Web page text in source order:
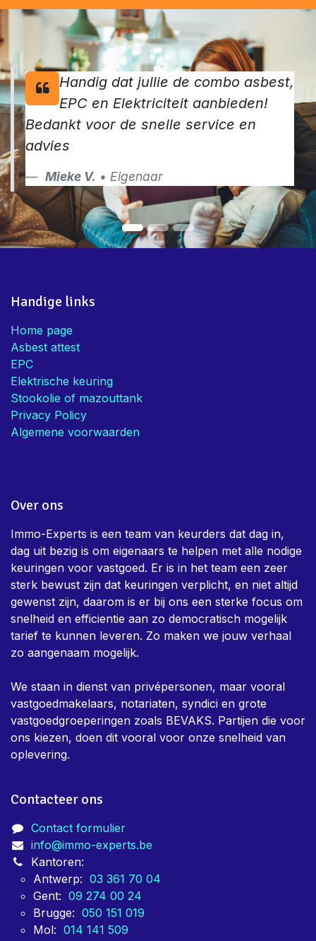
Contacteer ons
Handig dat jullie de combo asbest,
EPC en Elektriciteit aanbieden!
Bedankt voor de snelle service en
Handige links
Home page
Stookolie of mazouttank
Privacy Policy
Algemene voorwaarden
Over ons
Immo-Experts is een team van keurders dat dag in,
dag uit bezig is om eigenaars te helpen met alle nodige
keuringen voor vastgoed. Er is in het team een zeer
sterk bewust zijn dat keuringen verplicht, en niet altijd
gewenst zijn, daarom is er bij ons een sterke focus om
snelheid en efficientie aan zo democratisch mogelijk
tarief te kunnen leveren. Zo maken we jouw verhaal
zo aangenaam mogelijk.
We staan in dienst van privépersonen, maar vooral
vastgoedgroeperingen zoals BEVAKS. Partijen die voor
ons kiezen, doen dit vooral voor onze snelheid van
oplevering.
Contacteer ons